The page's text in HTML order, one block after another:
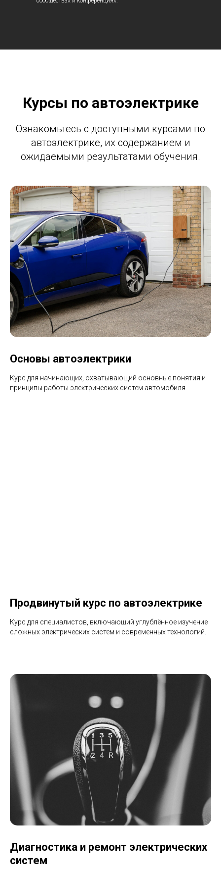
Курсы по автоэлектрике
Ознакомьтесь с доступными курсами по
автоэлектрике, их содержанием и
ожидаемыми результатами обучения.
Основы автоэлектрики
Курс для начинающих, охватывающий основные понятия и
принципы работы электрических систем автомобиля.
Продвинутый курс по автоэлектрике
Курс для специалистов, включающий углублённое изучение
сложных электрических систем и современных технологий.
Диагностика и ремонт электрических
систем